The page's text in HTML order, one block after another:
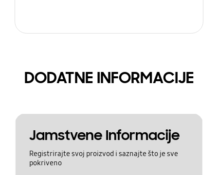
DODATNE INFORMACIJE
Jamstvene Informacije
Registrirajte svoj proizvod i saznajte što je sve
pokriveno